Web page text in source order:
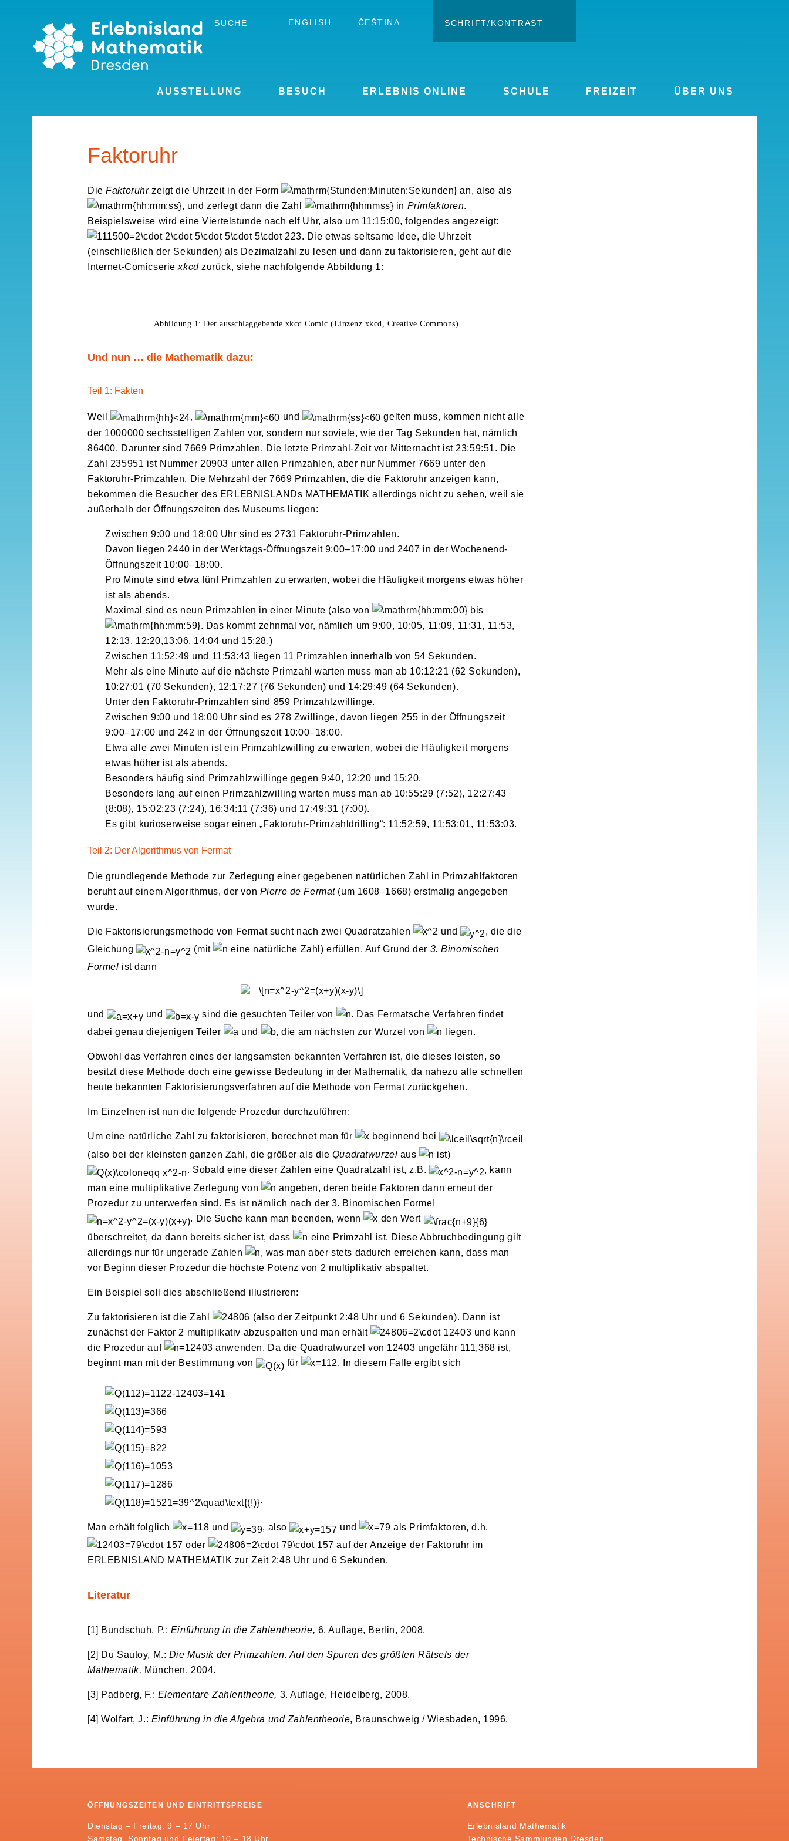
SUCHE ENGLISH ČEŠTINA SCHRIFT/KONTRAST
Kontrast ändern
AUSSTELLUNG BESUCH ERLEBNIS ONLINE SCHULE FREIZEIT ÜBER UNS
Faktoruhr
DieFaktoruhrzeigt die Uhrzeit in der Form
an, also als
, und zerlegt dann die Zahl
in Primfaktoren.
Beispielsweise wird eine Viertelstunde nach elf Uhr, also um 11:15:00, folgendes angezeigt:
. Die etwas seltsame Idee, die Uhrzeit
(einschließlich der Sekunden) als Dezimalzahl zu lesen und dann zu faktorisieren, geht auf die
Internet-Comicseriexkcdzurück, siehe nachfolgende Abbildung 1:
Abbildung 1: Der ausschlaggebende xkcd Comic (Linzenz xkcd, Creative Commons)
Und nun … die Mathematik dazu:
Teil 1: Fakten
Weil , und
gelten muss, kommen nicht alle
der 1000000 sechsstelligen Zahlen vor, sondern nur soviele, wie der Tag Sekunden hat, nämlich
86400. Darunter sind 7669 Primzahlen. Die letzte Primzahl-Zeit vor Mitternacht ist 23:59:51. Die
Zahl 235951 ist Nummer 20903 unter allen Primzahlen, aber nur Nummer 7669 unter den
Faktoruhr-Primzahlen. Die Mehrzahl der 7669 Primzahlen, die die Faktoruhr anzeigen kann,
bekommen die Besucher des ERLEBNISLANDs MATHEMATIK allerdings nicht zu sehen, weil sie
außerhalb der Öffnungszeiten des Museums liegen:
Zwischen 9:00 und 18:00 Uhr sind es 2731 Faktoruhr-Primzahlen.
Davon liegen 2440 in der Werktags-Öffnungszeit 9:00–17:00 und 2407 in der Wochenend-
Öffnungszeit 10:00–18:00.
Pro Minute sind etwa fünf Primzahlen zu erwarten, wobei die Häufigkeit morgens etwas höher
ist als abends.
Maximal sind es neun Primzahlen in einer Minute (also von
bis
. Das kommt zehnmal vor, nämlich um 9:00, 10:05, 11:09, 11:31, 11:53,
12:13, 12:20,13:06, 14:04 und 15:28.)
Zwischen 11:52:49 und 11:53:43 liegen 11 Primzahlen innerhalb von 54 Sekunden.
Mehr als eine Minute auf die nächste Primzahl warten muss man ab 10:12:21 (62 Sekunden),
10:27:01 (70 Sekunden), 12:17:27 (76 Sekunden) und 14:29:49 (64 Sekunden).
Unter den Faktoruhr-Primzahlen sind 859 Primzahlzwillinge.
Zwischen 9:00 und 18:00 Uhr sind es 278 Zwillinge, davon liegen 255 in der Öffnungszeit
9:00–17:00 und 242 in der Öffnungszeit 10:00–18:00.
Etwa alle zwei Minuten ist ein Primzahlzwilling zu erwarten, wobei die Häufigkeit morgens
etwas höher ist als abends.
Besonders häufig sind Primzahlzwillinge gegen 9:40, 12:20 und 15:20.
Besonders lang auf einen Primzahlzwilling warten muss man ab 10:55:29 (7:52), 12:27:43
(8:08), 15:02:23 (7:24), 16:34:11 (7:36) und 17:49:31 (7:00).
Es gibt kurioserweise sogar einen „Faktoruhr-Primzahldrilling“: 11:52:59, 11:53:01, 11:53:03.
Teil 2: Der Algorithmus von Fermat
Die grundlegende Methode zur Zerlegung einer gegebenen natürlichen Zahl in Primzahlfaktoren
beruht auf einem Algorithmus, der von Pierre de Fermat(um 1608–1668) erstmalig angegeben
wurde.
Die Faktorisierungsmethode von Fermat sucht nach zwei Quadratzahlen und
, die die
Gleichung
(mit eine natürliche Zahl) erfüllen. Auf Grund der 3. Binomischen
Formel ist dann
und und sind die gesuchten Teiler von
. Das Fermatsche Verfahren findet
dabei genau diejenigen Teiler
und , die am nächsten zur Wurzel von liegen.
Obwohl das Verfahren eines der langsamsten bekannten Verfahren ist, die dieses leisten, so
besitzt diese Methode doch eine gewisse Bedeutung in der Mathematik, da nahezu alle schnellen
heute bekannten Faktorisierungsverfahren auf die Methode von Fermat zurückgehen.
Im Einzelnen ist nun die folgende Prozedur durchzuführen:
Um eine natürliche Zahl zu faktorisieren, berechnet man für
beginnend bei
(also bei der kleinsten ganzen Zahl, die größer als die Quadratwurzel aus
ist)
. Sobald eine dieser Zahlen eine Quadratzahl ist, z.B.
, kann
man eine multiplikative Zerlegung von
angeben, deren beide Faktoren dann erneut der
Prozedur zu unterwerfen sind. Es ist nämlich nach der 3. Binomischen Formel
. Die Suche kann man beenden, wenn
den Wert
überschreitet, da dann bereits sicher ist, dass
eine Primzahl ist. Diese Abbruchbedingung gilt
allerdings nur für ungerade Zahlen
, was man aber stets dadurch erreichen kann, dass man
vor Beginn dieser Prozedur die höchste Potenz von 2 multiplikativ abspaltet.
Ein Beispiel soll dies abschließend illustrieren:
Zu faktorisieren ist die Zahl
(also der Zeitpunkt 2:48 Uhr und 6 Sekunden). Dann ist
zunächst der Faktor 2 multiplikativ abzuspalten und man erhält
und kann
die Prozedur auf
anwenden. Da die Quadratwurzel von 12403 ungefähr 111,368 ist,
beginnt man mit der Bestimmung von
für . In diesem Falle ergibt sich
.
Man erhält folglich und , also und
als Primfaktoren, d.h.
oder
auf der Anzeige der Faktoruhr im
ERLEBNISLAND MATHEMATIK zur Zeit 2:48 Uhr und 6 Sekunden.
Literatur
[1] Bundschuh, P.: Einführung in die Zahlentheorie, 6. Auflage, Berlin, 2008.
[2] Du Sautoy, M.: Die Musik der Primzahlen. Auf den Spuren des größten Rätsels der
Mathematik, München, 2004.
[3] Padberg, F.: Elementare Zahlentheorie, 3. Auflage, Heidelberg, 2008.
[4] Wolfart, J.: Einführung in die Algebra und Zahlentheorie, Braunschweig / Wiesbaden, 1996.
ÖFFNUNGSZEITEN UND EINTRITTSPREISE
Dienstag – Freitag: 9 – 17 Uhr
Samstag, Sonntag und Feiertag: 10 – 18 Uhr
ANSCHRIFT
Erlebnisland Mathematik
Technische Sammlungen Dresden